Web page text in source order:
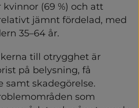
(69 %) och att
jämnt fördelad, med
35–64 år.
till otrygghet är
på belysning, få
samt skadegörelse.
som